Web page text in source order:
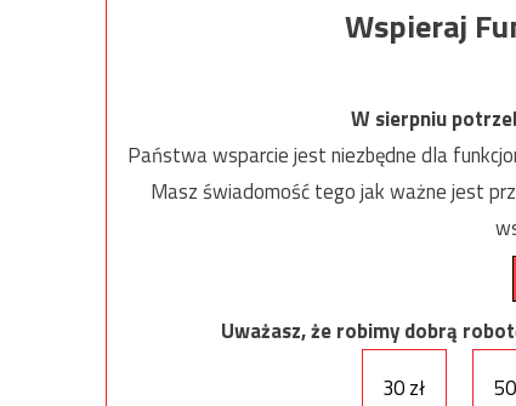
Wspieraj
W sierpniu
Państwa wsparcie jest niezbędne dla
Masz świadomość tego jak ważne jest
Uważasz, że robimy dobrą
30 zł